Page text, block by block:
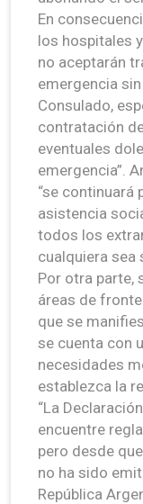
En
los hospitales
no aceptarán
emergencia
Consulado,
contratación
eventuales
emergencia”.
“se continuará
asistencia
todos los
cualquiera sea
Por otra parte,
áreas de
que se
se cuenta con
necesidades
establezca la
“La
encuentre
pero desde
no ha sido
República